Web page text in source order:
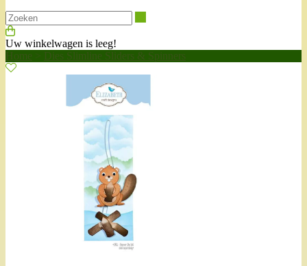
Uw winkelwagen is leeg!
Home
Dies Slimline Sliders & Spinners